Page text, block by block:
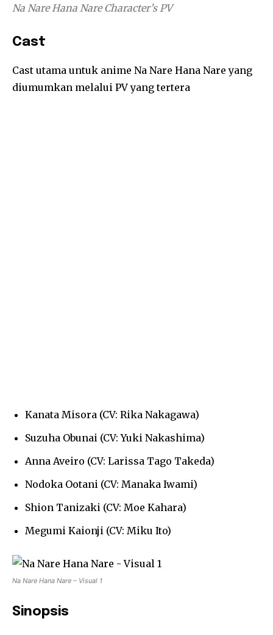
Na Nare Hana Nare Character’s PV
Cast
Cast utama untuk anime Na Nare Hana Nare yang
diumumkan melalui PV yang tertera
Kanata Misora (CV: Rika Nakagawa)
Suzuha Obunai (CV: Yuki Nakashima)
Anna Aveiro (CV: Larissa Tago Takeda)
Nodoka Ootani (CV: Manaka Iwami)
Shion Tanizaki (CV: Moe Kahara)
Megumi Kaionji (CV: Miku Ito)
Na Nare Hana Nare – Visual 1
Sinopsis